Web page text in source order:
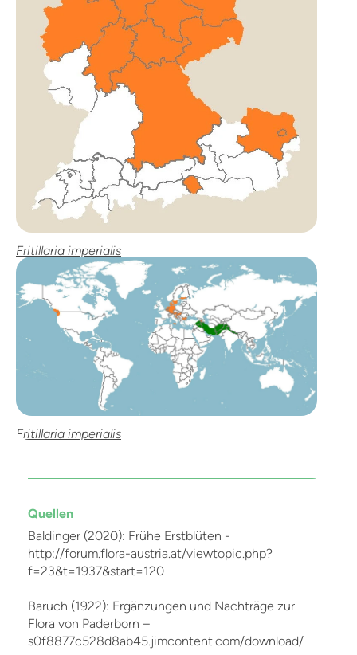
Fritillaria imperialis
Fritillaria imperialis
Quellen
Baldinger (2020): Frühe Erstblüten -
http://forum.flora-austria.at/viewtopic.php?
f=23&t=1937&start=120
Baruch (1922): Ergänzungen und Nachträge zur
Flora von Paderborn –
s0f8877c528d8ab45.jimcontent.com/download/